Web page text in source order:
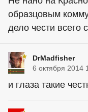
образцовым
дело чести всего
DrMadfisher
6 октября 2014
и глаза такие